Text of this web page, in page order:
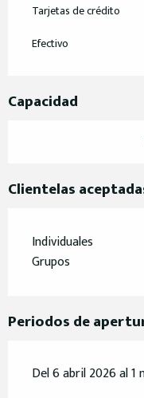
Tarjetas de crédito
Efectivo
Capacidad
Clientelas
Individuales
Grupos
Periodos de
Del 6 abril 2026 al 1